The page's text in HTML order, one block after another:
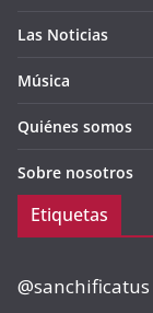
Las Noticias
Música
Quiénes somos
Sobre nosotros
Etiquetas
@sanchificatus